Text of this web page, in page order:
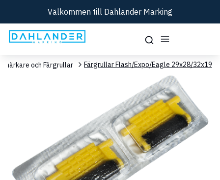
Välkommen till Dahlander Marking
och Färgrullar Färgrullar Flash/Expo/Eagle 29x28/32x19